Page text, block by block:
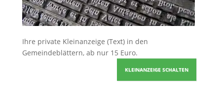
Ihre private Kleinanzeige (Text) in den
Gemeindeblättern, ab nur 15 Euro.
KLEINANZEIGE SCHALTEN